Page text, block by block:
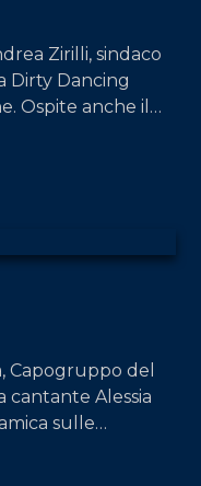
Zirilli, sindaco
Dirty Dancing
Ospite anche il
Capogruppo del
cantante Alessia
sulle